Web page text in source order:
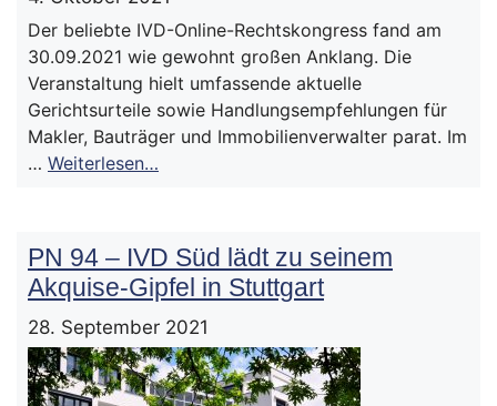
Der beliebte IVD-Online-Rechtskongress fand am
30.09.2021 wie gewohnt großen Anklang. Die
Veranstaltung hielt umfassende aktuelle
Gerichtsurteile sowie Handlungsempfehlungen für
Makler, Bauträger und Immobilienverwalter parat. Im
… Weiterlesen…
PN 94 – IVD Süd lädt zu seinem
Akquise-Gipfel in Stuttgart
28. September 2021